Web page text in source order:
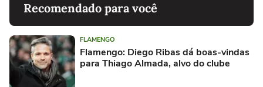
Recomendado para você
FLAMENGO
Flamengo: Diego Ribas dá boas-vindas
para Thiago Almada, alvo do clube